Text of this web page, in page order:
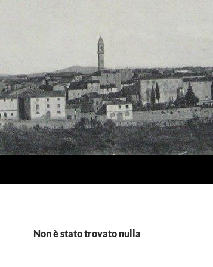
Non è stato trovato nulla